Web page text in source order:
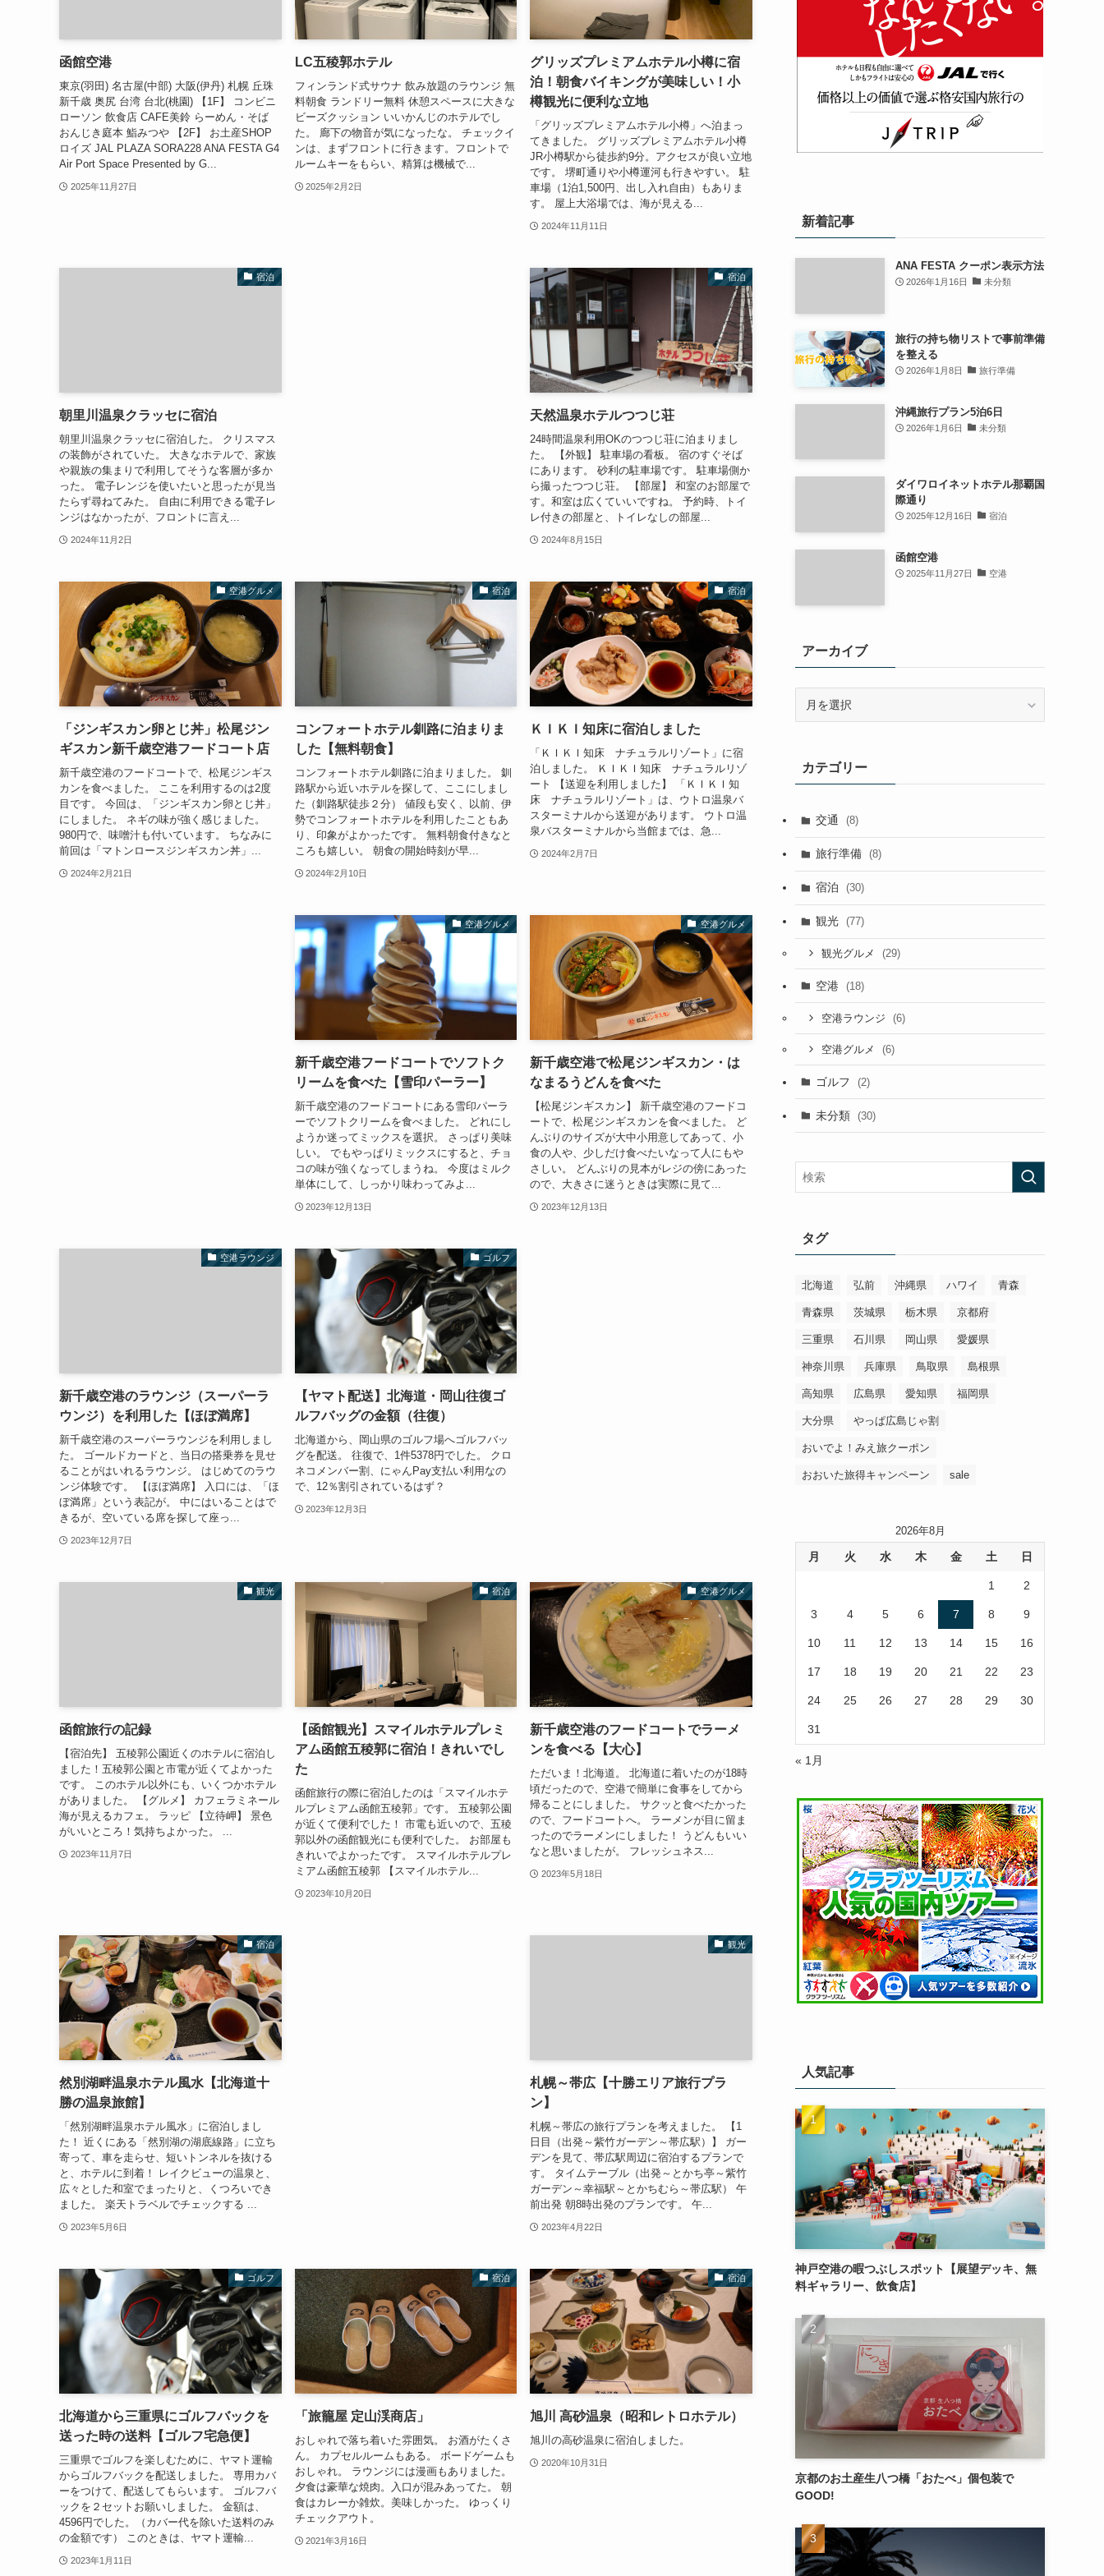
函館空港
東京(羽田) 名古屋(中部) 大阪(伊丹) 札幌 丘珠
新千歳 奥尻 台湾 台北(桃園) 【1F】 コンビニ
ローソン 飲食店 CAFE美鈴 らーめん・そば
おんじき庭本 鮨みつや 【2F】 お土産SHOP
ロイズ JAL PLAZA SORA228 ANA FESTA G4
Air Port Space Presented by G...
2025年11月27日
LC五稜郭ホテル
フィンランド式サウナ 飲み放題のラウンジ 無
料朝食 ランドリー無料 休憩スペースに大きな
ビーズクッション いいかんじのホテルでし
た。 廊下の物音が気になったな。 チェックイ
ンは、まずフロントに行きます。フロントで
ルームキーをもらい、精算は機械で...
2025年2月2日
グリッズプレミアムホテル小樽に宿
泊！朝食バイキングが美味しい！小
樽観光に便利な立地
「グリッズプレミアムホテル小樽」へ泊まっ
てきました。 グリッズプレミアムホテル小樽
JR小樽駅から徒歩約9分。アクセスが良い立地
です。 堺町通りや小樽運河も行きやすい。 駐
車場（1泊1,500円、出し入れ自由）もありま
す。 屋上大浴場では、海が見える...
2024年11月11日
宿泊
朝里川温泉クラッセに宿泊
朝里川温泉クラッセに宿泊した。 クリスマス
の装飾がされていた。 大きなホテルで、家族
や親族の集まりで利用してそうな客層が多か
った。 電子レンジを使いたいと思ったが見当
たらず尋ねてみた。 自由に利用できる電子レ
ンジはなかったが、フロントに言え...
2024年11月2日
宿泊
天然温泉ホテルつつじ荘
24時間温泉利用OKのつつじ荘に泊まりまし
た。 【外観】 駐車場の看板。 宿のすぐそば
にあります。 砂利の駐車場です。 駐車場側か
ら撮ったつつじ荘。 【部屋】 和室のお部屋で
す。和室は広くていいですね。 予約時、トイ
レ付きの部屋と、トイレなしの部屋...
2024年8月15日
空港グルメ
「ジンギスカン卵とじ丼」松尾ジン
ギスカン新千歳空港フードコート店
新千歳空港のフードコートで、松尾ジンギス
カンを食べました。 ここを利用するのは2度
目です。 今回は、「ジンギスカン卵とじ丼」
にしました。 ネギの味が強く感じました。
980円で、味噌汁も付いています。 ちなみに
前回は「マトンロースジンギスカン丼」...
2024年2月21日
宿泊
コンフォートホテル釧路に泊まりま
した【無料朝食】
コンフォートホテル釧路に泊まりました。 釧
路駅から近いホテルを探して、ここにしまし
た（釧路駅徒歩２分） 値段も安く、以前、伊
勢でコンフォートホテルを利用したこともあ
り、印象がよかったです。 無料朝食付きなと
ころも嬉しい。 朝食の開始時刻が早...
2024年2月10日
宿泊
ＫＩＫＩ知床に宿泊しました
「ＫＩＫＩ知床 ナチュラルリゾート」に宿
泊しました。 ＫＩＫＩ知床 ナチュラルリゾ
ート 【送迎を利用しました】 「ＫＩＫＩ知
床 ナチュラルリゾート」は、ウトロ温泉バ
スターミナルから送迎があります。 ウトロ温
泉バスターミナルから当館までは、急...
2024年2月7日
空港グルメ
新千歳空港フードコートでソフトク
リームを食べた【雪印パーラー】
新千歳空港のフードコートにある雪印パーラ
ーでソフトクリームを食べました。 どれにし
ようか迷ってミックスを選択。 さっぱり美味
しい。 でもやっぱりミックスにすると、チョ
コの味が強くなってしまうね。 今度はミルク
単体にして、しっかり味わってみよ...
2023年12月13日
空港グルメ
新千歳空港で松尾ジンギスカン・は
なまるうどんを食べた
【松尾ジンギスカン】 新千歳空港のフードコ
ートで、松尾ジンギスカンを食べました。 ど
んぶりのサイズが大中小用意してあって、小
食の人や、少しだけ食べたいなって人にもや
さしい。 どんぶりの見本がレジの傍にあった
ので、大きさに迷うときは実際に見て...
2023年12月13日
空港ラウンジ
新千歳空港のラウンジ（スーパーラ
ウンジ）を利用した【ほぼ満席】
新千歳空港のスーパーラウンジを利用しまし
た。 ゴールドカードと、当日の搭乗券を見せ
ることがはいれるラウンジ。 はじめてのラウ
ンジ体験です。 【ほぼ満席】 入口には、「ほ
ぼ満席」という表記が。 中にはいることはで
きるが、空いている席を探して座っ...
2023年12月7日
ゴルフ
【ヤマト配送】北海道・岡山往復ゴ
ルフバッグの金額（往復）
北海道から、岡山県のゴルフ場へゴルフバッ
グを配送。 往復で、1件5378円でした。 クロ
ネコメンバー割、にゃんPay支払い利用なの
で、12％割引されているはず？
2023年12月3日
観光
函館旅行の記録
【宿泊先】 五稜郭公園近くのホテルに宿泊し
ました！五稜郭公園と市電が近くてよかった
です。 このホテル以外にも、いくつかホテル
がありました。 【グルメ】 カフェラミネール
海が見えるカフェ。 ラッピ 【立待岬】 景色
がいいところ！気持ちよかった。 ...
2023年11月7日
宿泊
【函館観光】スマイルホテルプレミ
アム函館五稜郭に宿泊！きれいでし
た
函館旅行の際に宿泊したのは「スマイルホテ
ルプレミアム函館五稜郭」です。 五稜郭公園
が近くて便利でした！ 市電も近いので、五稜
郭以外の函館観光にも便利でした。 お部屋も
きれいでよかったです。 スマイルホテルプレ
ミアム函館五稜郭 【スマイルホテル...
2023年10月20日
空港グルメ
新千歳空港のフードコートでラーメ
ンを食べる【大心】
ただいま！北海道。 北海道に着いたのが18時
頃だったので、空港で簡単に食事をしてから
帰ることにしました。 サクッと食べたかった
ので、フードコートへ。 ラーメンが目に留ま
ったのでラーメンにしました！ うどんもいい
なと思いましたが。 フレッシュネス...
2023年5月18日
宿泊
然別湖畔温泉ホテル風水【北海道十
勝の温泉旅館】
「然別湖畔温泉ホテル風水」に宿泊しまし
た！ 近くにある「然別湖の湖底線路」に立ち
寄って、車を走らせ、短いトンネルを抜ける
と、ホテルに到着！ レイクビューの温泉と、
広々とした和室でまったりと、くつろいでき
ました。 楽天トラベルでチェックする ...
2023年5月6日
観光
札幌～帯広【十勝エリア旅行プラ
ン】
札幌～帯広の旅行プランを考えました。 【1
日目（出発～紫竹ガーデン～帯広駅）】 ガー
デンを見て、帯広駅周辺に宿泊するプランで
す。 タイムテーブル（出発～とかち亭～紫竹
ガーデン～幸福駅～とかちむら～帯広駅） 午
前出発 朝8時出発のプランです。 午...
2023年4月22日
ゴルフ
北海道から三重県にゴルフバックを
送った時の送料【ゴルフ宅急便】
三重県でゴルフを楽しむために、ヤマト運輸
からゴルフバックを配送しました。 専用カバ
ーをつけて、配送してもらいます。 ゴルフバ
ックを２セットお願いしました。 金額は、
4596円でした。（カバー代を除いた送料のみ
の金額です） このときは、ヤマト運輸...
2023年1月11日
宿泊
「旅籠屋 定山渓商店」
おしゃれで落ち着いた雰囲気。 お酒がたくさ
ん。 カプセルルームもある。 ボードゲームも
おしゃれ。 ラウンジには漫画もありました。
夕食は豪華な焼肉。入口が混みあってた。 朝
食はカレーか雑炊。美味しかった。 ゆっくり
チェックアウト。
2021年3月16日
宿泊
旭川 高砂温泉（昭和レトロホテル）
旭川の高砂温泉に宿泊しました。
2020年10月31日
新着記事
ANA FESTA クーポン表示方法
2026年1月16日 未分類
旅行の持ち物リストで事前準備
を整える
2026年1月8日 旅行準備
沖縄旅行プラン5泊6日
2026年1月6日 未分類
ダイワロイネットホテル那覇国
際通り
2025年12月16日 宿泊
函館空港
2025年11月27日 空港
アーカイブ
ブカテゴリー
交通 (8)
旅行準備 (8)
宿泊 (30)
観光 (77)
観光グルメ (29)
空港 (18)
空港ラウンジ (6)
空港グルメ (6)
ゴルフ (2)
未分類 (30)
タグ
北海道 弘前 沖縄県 ハワイ 青森
青森県 茨城県 栃木県 京都府
三重県 石川県 岡山県 愛媛県
神奈川県 兵庫県 鳥取県 島根県
高知県 広島県 愛知県 福岡県
大分県 やっぱ広島じゃ割
おいでよ！みえ旅クーポン
おおいた旅得キャンペーン sale
2026年8月
月 火 水 木 金 土 日
1 2
3 4 5 6 7 8 9
10 11 12 13 14 15 16
17 18 19 20 21 22 23
24 25 26 27 28 29 30
31
« 1月
人気記事
神戸空港の暇つぶしスポット【展望デッキ、無
料ギャラリー、飲食店】
京都のお土産生八つ橋「おたべ」個包装で
GOOD!